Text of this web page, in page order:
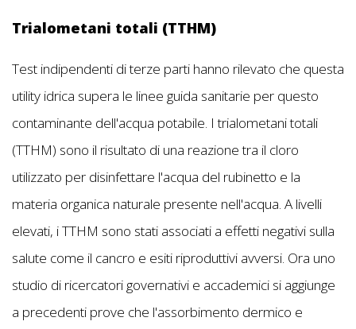
Trialometani totali (TTHM)
Test indipendenti di terze parti hanno rilevato che questa
utility idrica supera le linee guida sanitarie per questo
contaminante dell'acqua potabile. I trialometani totali
(TTHM) sono il risultato di una reazione tra il cloro
utilizzato per disinfettare l'acqua del rubinetto e la
materia organica naturale presente nell'acqua. A livelli
elevati, i TTHM sono stati associati a effetti negativi sulla
salute come il cancro e esiti riproduttivi avversi. Ora uno
studio di ricercatori governativi e accademici si aggiunge
a precedenti prove che l'assorbimento dermico e